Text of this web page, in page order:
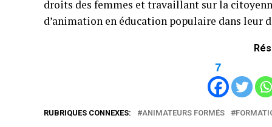
droits des femmes et travaillant sur la
d’animation en éducation populaire dans leur
7
RUBRIQUES CONNEXES: ANIMATEURS FORMÉS